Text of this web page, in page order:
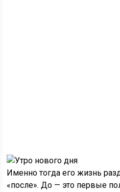
Именно тогда его жизнь
«после». До — это первые